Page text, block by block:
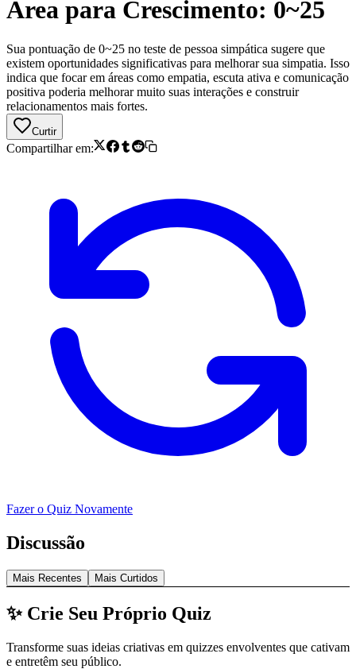
Área para Crescimento: 0~25
Sua pontuação de 0~25 no teste de pessoa simpática sugere que
existem oportunidades significativas para melhorar sua simpatia. Isso
indica que focar em áreas como empatia, escuta ativa e comunicação
positiva poderia melhorar muito suas interações e construir
relacionamentos mais fortes.
Curtir
Compartilhar em:
Fazer o Quiz Novamente
Discussão
Mais Recentes Mais Curtidos
✨ Crie Seu Próprio Quiz
Transforme suas ideias criativas em quizzes envolventes que cativam
e entretêm seu público.